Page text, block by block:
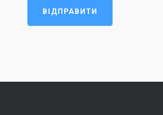
ВІДПРАВИТИ